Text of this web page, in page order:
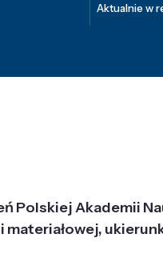
Aktualnie w
Polskiej Akademii
materiałowej,